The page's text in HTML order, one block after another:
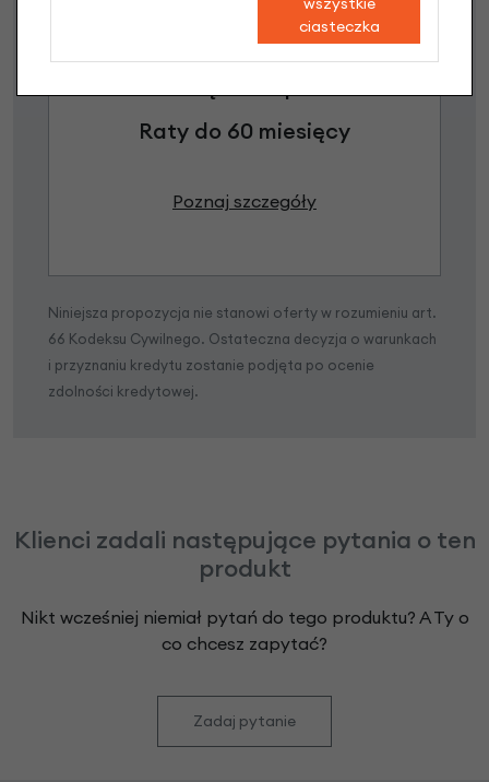
Raty do 60 miesięcy
Poznaj szczegóły
Niniejsza propozycja nie stanowi oferty w rozumieniu art.
66 Kodeksu Cywilnego. Ostateczna decyzja o warunkach
i przyznaniu kredytu zostanie podjęta po ocenie
zdolności kredytowej.
Klienci zadali następujące pytania o ten
produkt
Nikt wcześniej niemiał pytań do tego produktu? A Ty o
co chcesz zapytać?
Zadaj pytanie
ciasteczka